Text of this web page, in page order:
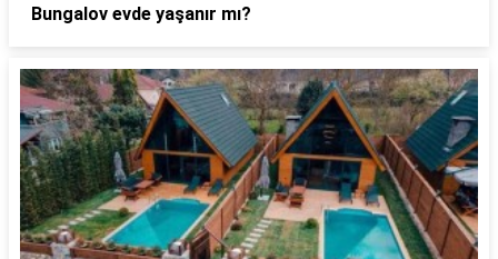
Bungalov evde yaşanır mı?